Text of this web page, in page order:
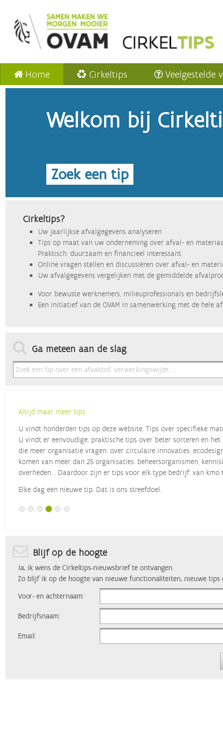
Home Cirkeltips Veelgestelde
Welkom bij
Zoek een tip
Cirkeltips?
Uw jaarlijkse afvalgegevens analyseren
Tips op maat van uw onderneming over afval- en
Praktisch, duurzaam en financieel interessant.
Online vragen stellen en discussiëren over afval- en
Uw afvalgegevens vergelijken met de gemiddelde
Voor bewuste werknemers, milieuprofessionals en
Een initiatief van de OVAM in samenwerking met de hele
Ga meteen aan de slag
Altijd maar meer tips
U vindt honderden tips op deze website. Tips over specifieke
U vindt er eenvoudige, praktische tips over beter sorteren en
die meer organisatie vragen: over circulaire innovaties,
komen van meer dan 25 organisaties: beheersorganismen,
overheden... Daardoor zijn er tips voor elk type bedrijf: van
Elke dag een nieuwe tip. Dat is ons streefdoel.
Blijf op de hoogte
Ja, ik wens de Cirkeltips-nieuwsbrief te ontvangen.
Zo blijf ik op de hoogte van nieuwe functionaliteiten, nieuwe tips
Voor- en achternaam:
Bedrijfsnaam:
Email: